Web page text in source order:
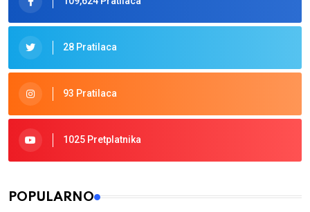
28 Pratilaca
93 Pratilaca
1025 Pretplatnika
POPULARNO